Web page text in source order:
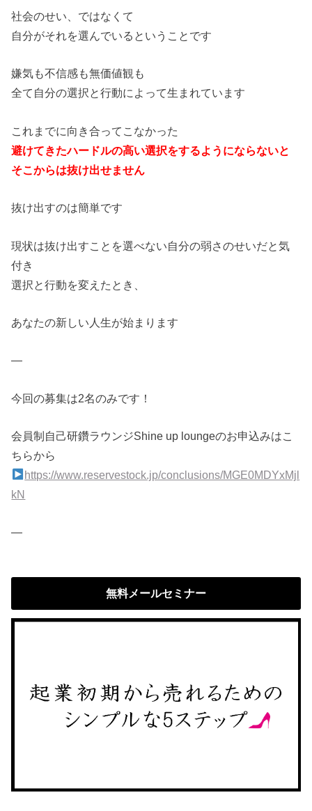
社会のせい、ではなくて
自分がそれを選んでいるということです
嫌気も不信感も無価値観も
全て自分の選択と行動によって生まれています
これまでに向き合ってこなかった
避けてきたハードルの高い選択をするようにならないと
そこからは抜け出せません
抜け出すのは簡単です
現状は抜け出すことを選べない自分の弱さのせいだと気
付き
選択と行動を変えたとき、
あなたの新しい人生が始まります
—
今回の募集は2名のみです！
会員制自己研鑽ラウンジShine up loungeのお申込みはこ
ちらから
https://www.reservestock.jp/conclusions/MGE0MDYxMjl
kN
—
無料メールセミナー